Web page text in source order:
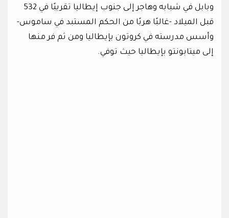
وبابل في شبابه وهاجر إلى جنوب إيطاليا تقريبًا في 532
قبل الميلاد -غالبًا هربًا من الحكم المستبد في ساموس-
وأسس مدرسته في كروتون بإيطاليا ومن ثم فر منها
إلى ميتابونتو بإيطاليا حيث توفي.